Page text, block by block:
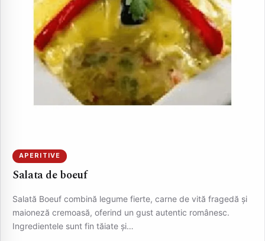
APERITIVE
Salata de boeuf
Salată Boeuf combină legume fierte, carne de vită fragedă și
maioneză cremoasă, oferind un gust autentic românesc.
Ingredientele sunt fin tăiate și…